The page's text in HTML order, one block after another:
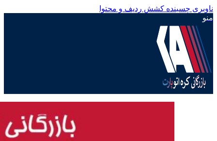
ناوبری چسبنده کشش ردیف و محتوا
منو